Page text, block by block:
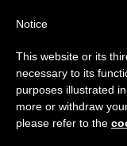
مامبرتي
الأمن
Notice
This website or its
necessary to its
purposes illustrated
more or withdraw
please refer to the